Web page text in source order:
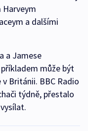
a dalšími
a Jamese
může být
Británii. BBC Radio
týdně, přestalo